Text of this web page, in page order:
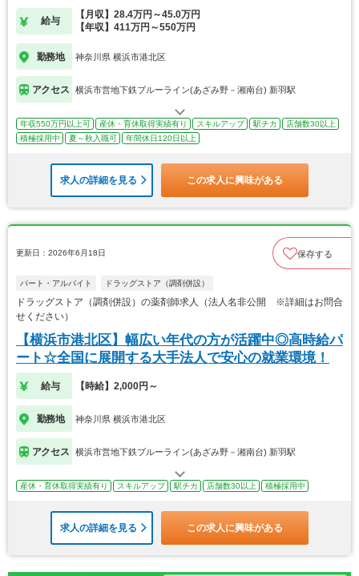
給与
【月収】28.4万円～45.0万円
【年収】411万円～550万円
勤務地 神奈川県 横浜市港北区
アクセス 横浜市営地下鉄ブルーライン(あざみ野－湘南台) 新羽駅
年収550万円以上可 産休・育休取得実績有り スキルアップ 駅チカ
店舗数30以上
積極採用中
夏～秋入職可 年間休日120日以上
求人の詳細を見る この求人に興味がある
更新日：2026年6月18日 保存する
パート・アルバイト ドラッグストア（調剤併設）
ドラッグストア（調剤併設）の薬剤師求人（法人名非公開 ※詳細はお問合
せください）
【横浜市港北区】幅広い年代の方が活躍中◎高時給パ
ート☆全国に展開する大手法人で安心の就業環境！
給与 【時給】2,000円～
勤務地 神奈川県 横浜市港北区
アクセス 横浜市営地下鉄ブルーライン(あざみ野－湘南台) 新羽駅
産休・育休取得実績有り スキルアップ 駅チカ 店舗数30以上 積極採用中
求人の詳細を見る この求人に興味がある